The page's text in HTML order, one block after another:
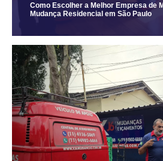
Como Escolher a Melhor Empresa de
Mudança Residencial em São Paulo